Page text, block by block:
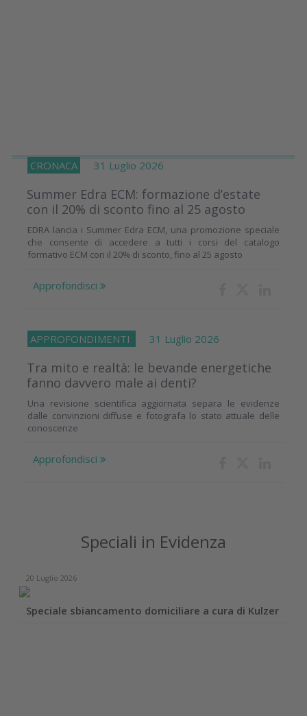
CRONACA 31 Luglio 2026
Summer Edra ECM: formazione d’estate
con il 20% di sconto fino al 25 agosto
EDRA lancia i Summer Edra ECM, una promozione speciale
che consente di accedere a tutti i corsi del catalogo
formativo ECM con il 20% di sconto, fino al 25 agosto
Approfondisci
APPROFONDIMENTI 31 Luglio 2026
Tra mito e realtà: le bevande energetiche
fanno davvero male ai denti?
Una revisione scientifica aggiornata separa le evidenze
dalle convinzioni diffuse e fotografa lo stato attuale delle
conoscenze
Approfondisci
Speciali in Evidenza
20 Luglio 2026
Speciale sbiancamento domiciliare a cura di Kulzer